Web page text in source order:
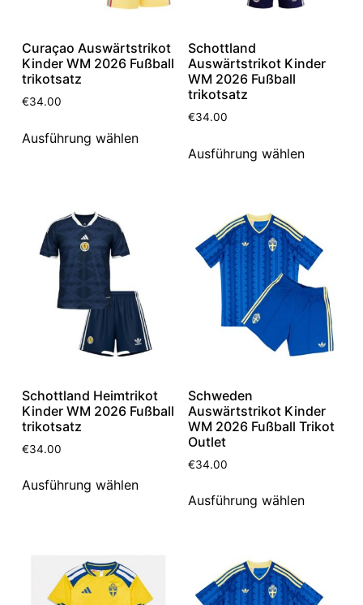
Curaçao Auswärtstrikot
Kinder WM 2026 Fußball
trikotsatz
€34.00
Ausführung wählen
Schottland
Auswärtstrikot Kinder
WM 2026 Fußball
trikotsatz
€34.00
Ausführung wählen
Schottland Heimtrikot
Kinder WM 2026 Fußball
trikotsatz
€34.00
Ausführung wählen
Schweden
Auswärtstrikot Kinder
WM 2026 Fußball Trikot
Outlet
€34.00
Ausführung wählen